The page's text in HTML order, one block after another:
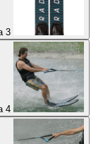
Radar Origin 67 pollici sci nautici combo miniatura 3
Radar Origin 67 pollici sci nautici combo miniatura 4